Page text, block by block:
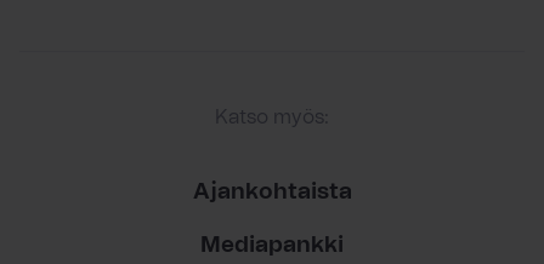
Katso myös:
Ajankohtaista
Mediapankki